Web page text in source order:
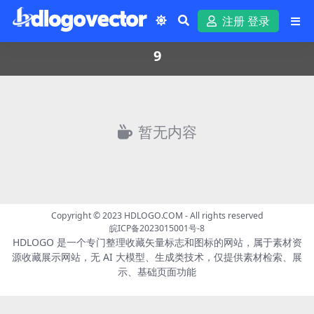
注册 登录
9
暂无内容
Copyright © 2023 HDLOGO.COM - All rights reserved
皖ICP备2023015001号-8
HDLOGO 是一个专门整理收藏矢量标志和图标的网站，属于素材资
源收藏展示网站，无 AI 大模型、生成类技术，仅提供素材检索、展
示、基础页面功能